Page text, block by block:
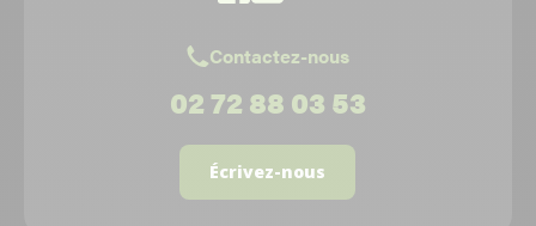
Contactez-nous
02 72 88 03 53
Écrivez-nous